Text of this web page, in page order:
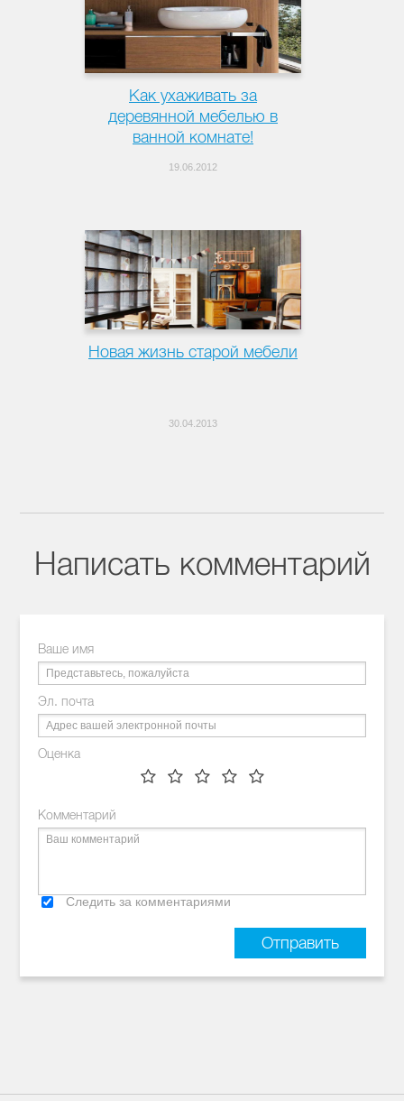
Как ухаживать за
деревянной мебелью в
ванной комнате!
19.06.2012
Новая жизнь старой мебели
30.04.2013
Написать комментарий
Ваше имя
Эл. почта
Оценка
Комментарий
Следить за комментариями